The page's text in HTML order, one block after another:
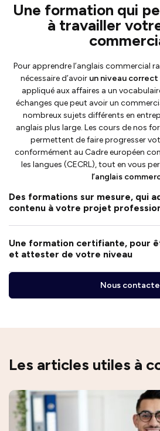
Une formation qui
à travailler
Pour apprendre l’anglais commercial
nécessaire d’avoir un niveau correct
appliqué aux affaires a un
échanges que peut avoir un
nombreux sujets différents en
anglais plus large. Les cours de nos
permettent de faire progresser
conformément au Cadre européen
les langues (CECRL), tout en vous
l’anglais
Des formations sur mesure, qui
contenu à votre projet
Une formation certifiante, pour
et attester de votre niveau
Nous
Les articles utiles à